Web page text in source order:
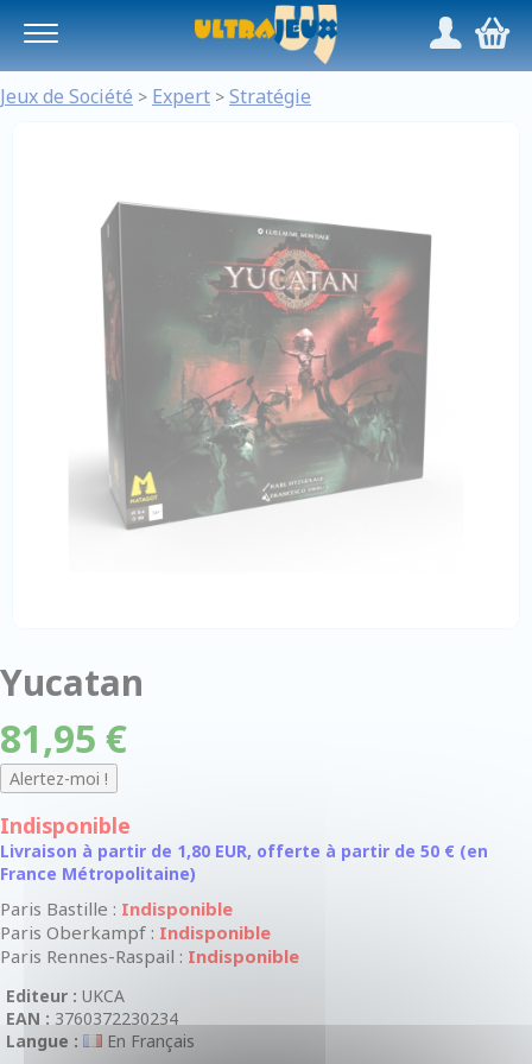
/,
Jeux de Société > Expert > Stratégie
Yucatan
81,95 €
Indisponible
Livraison à partir de 1,80 EUR, offerte à partir de 50 € (en
France Métropolitaine)
Paris Bastille : Indisponible
Paris Oberkampf : Indisponible
Paris Rennes-Raspail : Indisponible
Editeur : UKCA
EAN : 3760372230234
Langue :
En Français